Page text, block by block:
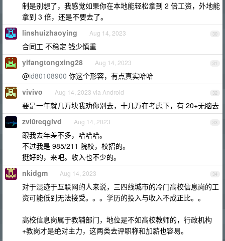
制是别想了，我感觉如果你在本地能轻松拿到 2 倍工资，外地能
拿到 3 倍，还是不要去了。
30
linshuizhaoying Aug 14, 2023
合同工 不稳定 钱少慎重
31
yifangtongxing28 Aug 14, 2023
@id80108900 你这个形容，有点真实哈哈
32
vivivo Aug 14, 2023 via Android
要是一年就几万块我劝你别去，十几万在考虑下，有 20+无脑去
33
zvl0reqglvd Aug 14, 2023
跟我去年差不多，哈哈哈。
不过我是 985/211 院校，校招的。
挺好的，来吧。收入也不少的。
34
nkidgm Aug 14, 2023
对于混迹于互联网的人来说，三四线城市的冷门高校信息岗的工
资可能低到无法接受。。。学历的投入与收入不成正比。。
高校信息岗属于教辅部门，地位是不如高校教师的，行政机构
+教岗才是绝对主力，这两类去评职称和加薪也容易。